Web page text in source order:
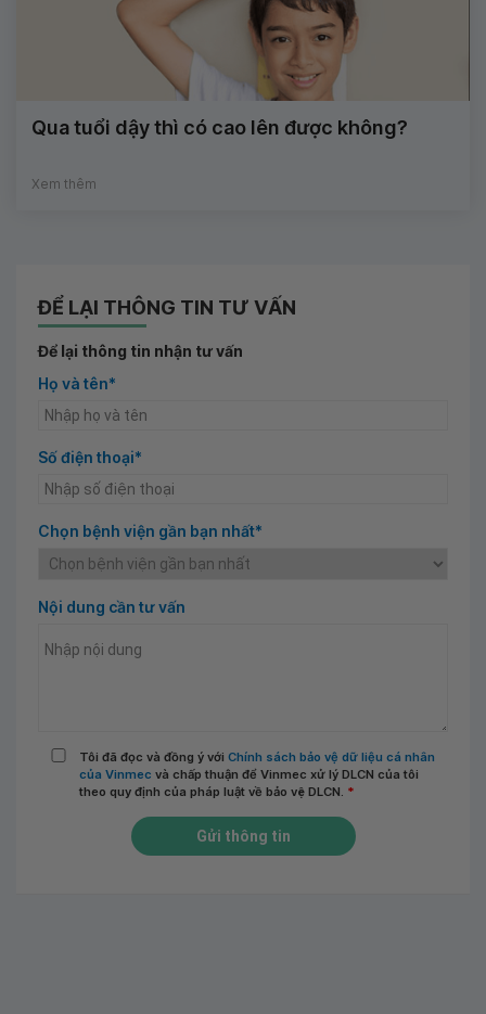
Qua tuổi dậy thì có cao lên được không?
Xem thêm
ĐỂ LẠI THÔNG TIN TƯ VẤN
Để lại thông tin nhận tư vấn
Họ và tên*
Số điện thoại*
Chọn bệnh viện gần bạn nhất*
Nội dung cần tư vấn
Tôi đã đọc và đồng ý với Chính sách bảo vệ dữ liệu cá nhân
của Vinmec và chấp thuận để Vinmec xử lý DLCN của tôi
theo quy định của pháp luật về bảo vệ DLCN. *
Gửi thông tin